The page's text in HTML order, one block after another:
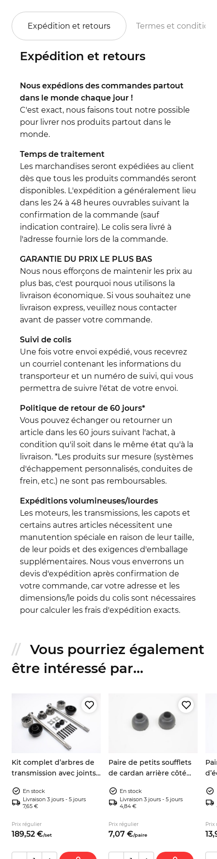
Expédition et retours Termes et
Expédition et retours
Nous expédions des commandes partout
dans le monde chaque jour !
C'est exact, nous faisons tout notre possible
pour livrer nos produits partout dans le
monde.
Temps de traitement
Les marchandises seront expédiées au client
dès que tous les produits commandés seront
disponibles. L'expédition a généralement lieu
dans les 24 à 48 heures ouvrables suivant la
confirmation de la commande (sauf
indication contraire). Le colis sera livré à
l'adresse fournie lors de la commande.
GARANTIE DU PRIX LE PLUS BAS
Nous nous efforçons de maintenir les prix au
plus bas, c'est pourquoi nous utilisons la
livraison économique. Si vous souhaitez une
livraison express, veuillez nous contacter
avant de passer votre commande.
Suivi de colis
Une fois votre envoi expédié, vous recevrez
un courriel contenant les informations du
transporteur et un numéro de suivi, qui vous
permettra de suivre l'état de votre envoi.
Politique de retour de 60 jours*
Vous pouvez échanger ou retourner un
article dans les 60 jours suivant l'achat, à
condition qu'il soit dans le même état qu'à la
livraison. *Les produits sur mesure (systèmes
d'échappement personnalisés, conduites de
frein, etc.) ne sont pas remboursables.
Expéditions volumineuses/lourdes
Les moteurs, les transmissions, les capots et
certains autres articles nécessitent une
manutention spéciale en raison de leur taille,
de leur poids et des exigences d'emballage
supplémentaires. Nous vous enverrons un
devis d'expédition après confirmation de
votre commande, car votre adresse et les
dimensions/le poids du colis sont nécessaires
pour calculer les frais d'expédition exacts.
Vous pourriez également
être intéressé par...
Kit complet d’arbres de
transmission avec joints
Zastava 750
En stock
Livraison 3 jours - 5 jours
7,65 €
Prix régulier
189,52 €/set
Paire de petits soufflets
de cardan arrière côté
600/850/900
En stock
Livraison 3 jours - 5 jours
4,84 €
Prix régulier
7,07 €/paire
Prix
13,